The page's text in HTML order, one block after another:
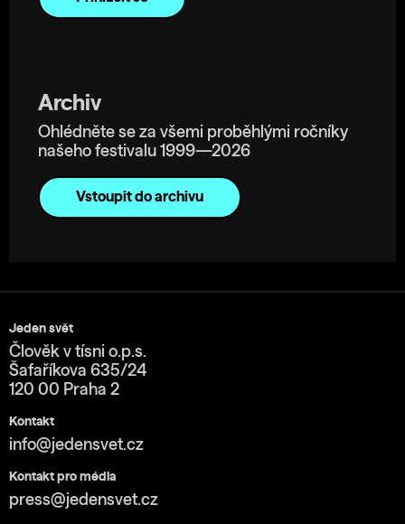
Archiv
Ohlédněte se za všemi proběhlými ročníky
našeho festivalu 1999—2026
Vstoupit do archivu
Jeden svět
Člověk v tísni o.p.s.
Šafaříkova 635/24
120 00 Praha 2
Kontakt
info@jedensvet.cz
Kontakt pro média
press@jedensvet.cz